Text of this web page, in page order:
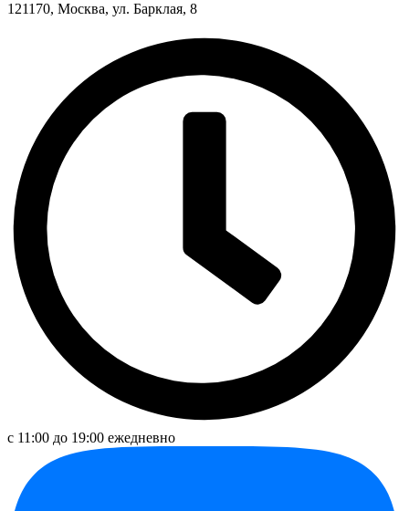
121170, Москва, ул. Барклая, 8
с 11:00 до 19:00 ежедневно